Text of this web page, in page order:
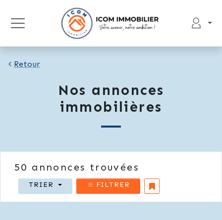
Retour
Nos annonces
immobilières
50 annonces trouvées
TRIER FILTRER